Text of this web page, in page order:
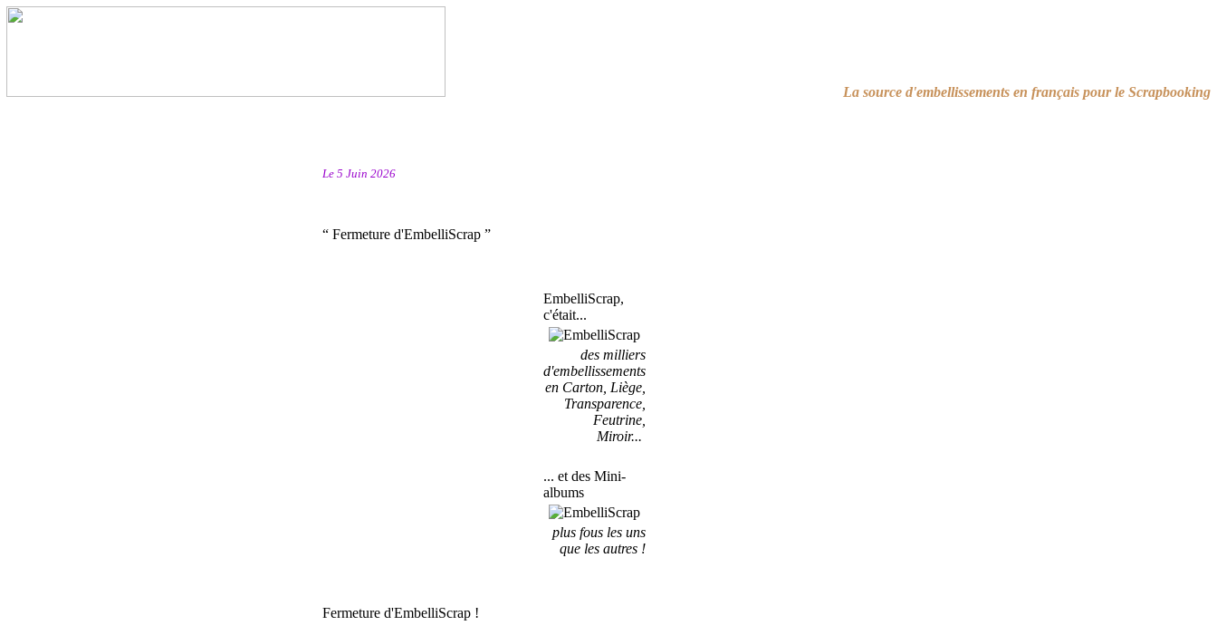
La source d'embellissements en français pour le Scrapbooking
Le 5 Juin 2026
“ Fermeture d'EmbelliScrap ”
EmbelliScrap,
c'était...
des milliers
d'embellissements
en Carton, Liège,
Transparence,
Feutrine,
Miroir...
... et des Mini-
albums
plus fous les uns
que les autres !
Fermeture d'EmbelliScrap !